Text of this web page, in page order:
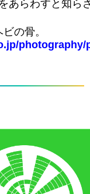
あらわすと知ら
の骨。
photography/